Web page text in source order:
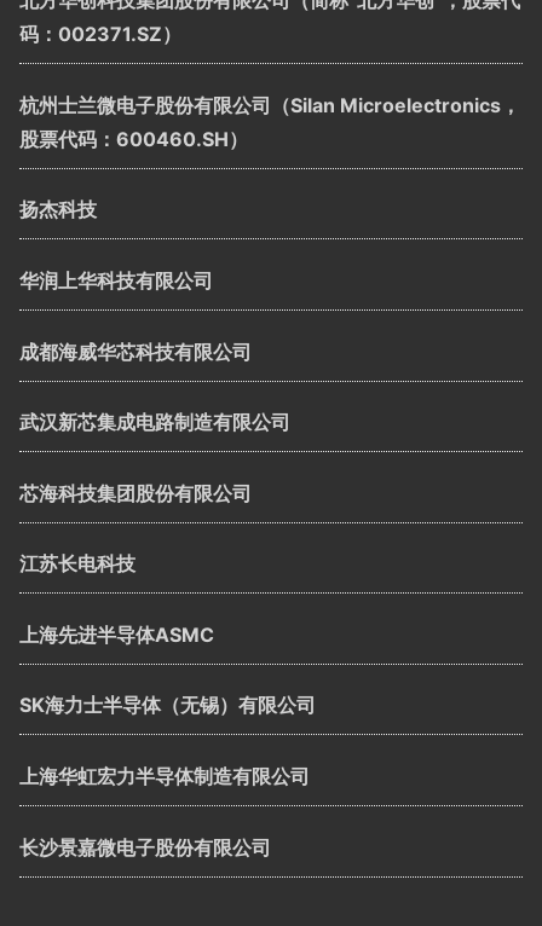
码：002371.SZ）
杭州士兰微电子股份有限公司（Silan Microelectronics，
股票代码：600460.SH）
扬杰科技
华润上华科技有限公司
成都海威华芯科技有限公司
武汉新芯集成电路制造有限公司
芯海科技集团股份有限公司
江苏长电科技
上海先进半导体ASMC
SK海力士半导体（无锡）有限公司
上海华虹宏力半导体制造有限公司
长沙景嘉微电子股份有限公司